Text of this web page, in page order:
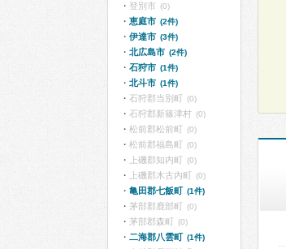
登別市 (0)
恵庭市 (2件)
伊達市 (3件)
北広島市 (2件)
石狩市 (1件)
北斗市 (1件)
石狩郡当別町 (0)
石狩郡新篠津村 (0)
松前郡松前町 (0)
松前郡福島町 (0)
上磯郡知内町 (0)
上磯郡木古内町 (0)
亀田郡七飯町 (1件)
茅部郡鹿部町 (0)
茅部郡森町 (0)
二海郡八雲町 (1件)